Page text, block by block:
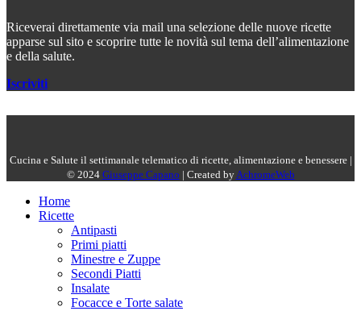
Riceverai direttamente via mail una selezione delle nuove ricette
apparse sul sito e scoprire tutte le novità sul tema dell’alimentazione
e della salute.
Iscriviti
Cucina e Salute il settimanale telematico di ricette, alimentazione e benessere |
© 2024 Giuseppe Capano | Created by AchromeWeb
Home
Ricette
Antipasti
Primi piatti
Minestre e Zuppe
Secondi Piatti
Insalate
Focacce e Torte salate